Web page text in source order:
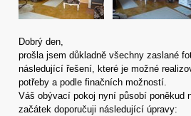
Dobrý den,
prošla jsem důkladně všechny zaslané
následující řešení, které je možné
potřeby a podle finačních možností.
Váš obývací pokoj nyní působí poněkud
začátek doporučuji následující úpravy: